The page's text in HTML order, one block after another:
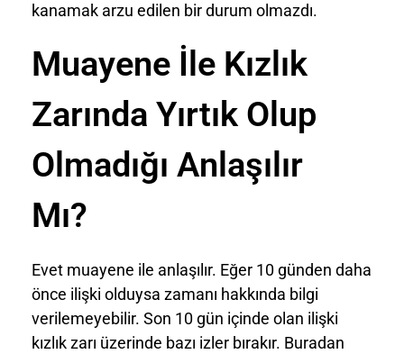
kanamak arzu edilen bir durum olmazdı.
Muayene İle Kızlık
Zarında Yırtık Olup
Olmadığı Anlaşılır
Mı?
Evet muayene ile anlaşılır. Eğer 10 günden daha
önce ilişki olduysa zamanı hakkında bilgi
verilemeyebilir. Son 10 gün içinde olan ilişki
kızlık zarı üzerinde bazı izler bırakır. Buradan